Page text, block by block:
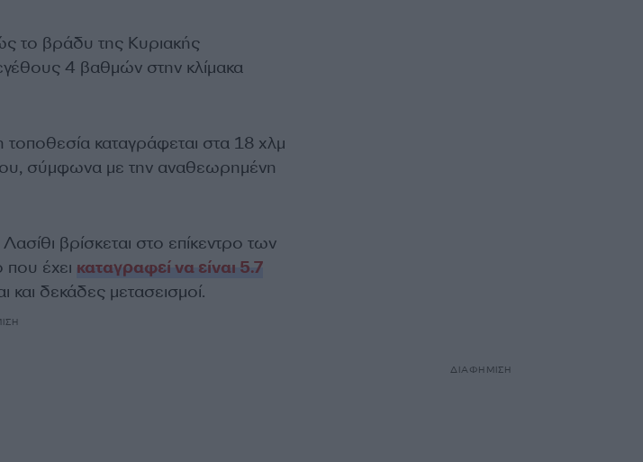
το βράδυ της Κυριακής
4 βαθμών στην κλίμακα
καταγράφεται στα 18 χλμ
σύμφωνα με την αναθεωρημένη
βρίσκεται στο επίκεντρο των
έχει καταγραφεί να είναι 5.7
και δεκάδες μετασεισμοί.
ΔΙΑΦΗΜΙΣΗ